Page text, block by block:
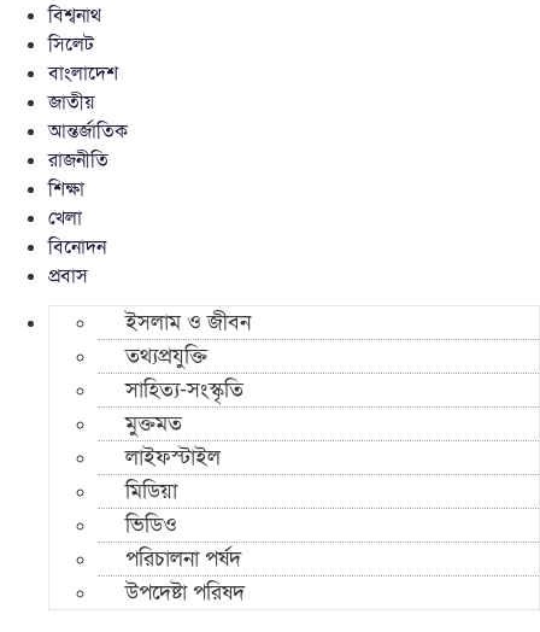
বিশ্বনাথ
সিলেট
বাংলাদেশ
জাতীয়
আন্তর্জাতিক
রাজনীতি
শিক্ষা
খেলা
বিনোদন
প্রবাস
ইসলাম ও জীবন
তথ্যপ্রযুক্তি
সাহিত্য-সংস্কৃতি
মুক্তমত
লাইফস্টাইল
মিডিয়া
ভিডিও
পরিচালনা পর্ষদ
উপদেষ্টা পরিষদ